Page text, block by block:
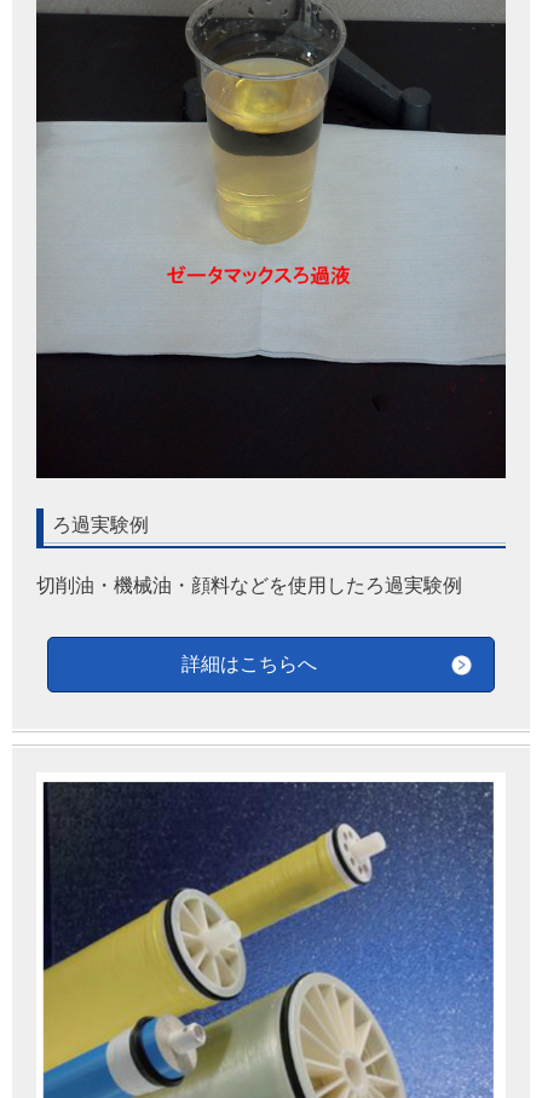
ろ過実験例
切削油・機械油・顔料などを使用したろ過実験例
詳細はこちらへ